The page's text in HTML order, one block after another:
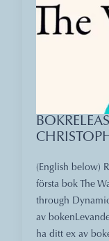
(English below)
första bok The
through
av
ha ditt ex av